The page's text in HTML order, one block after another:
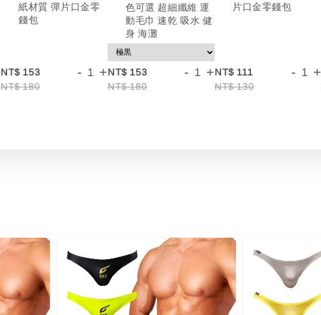
紙材質 彈片口金零
錢包
NT$ 153
NT$ 180
- +
色可選 超細纖維 運
動毛巾 速乾 吸水 健
身 海灘
NT$ 153
NT$ 180
- +
片口金零錢包
NT$ 111
NT$ 130
- +